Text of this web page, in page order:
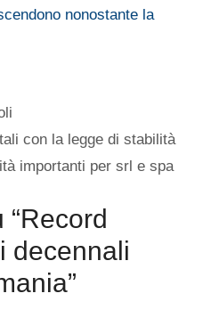
nonostante la
con la legge di stabilità
importanti per srl e spa
“Record
decennali